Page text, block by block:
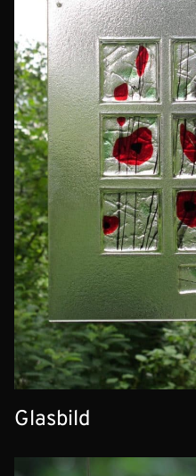
Glasbild